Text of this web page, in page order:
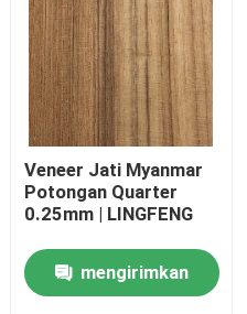
Veneer Jati Myanmar
Potongan Quarter
0.25mm | LINGFENG
mengirimkan